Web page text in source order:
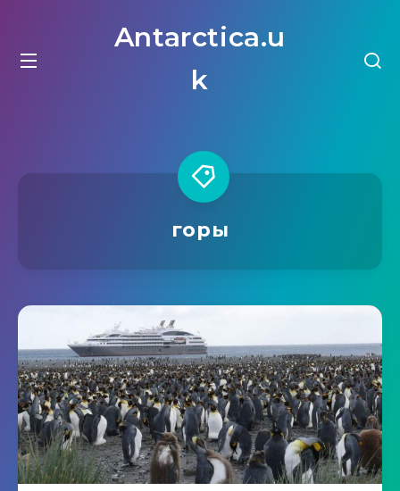
Antarctica.u
k
горы